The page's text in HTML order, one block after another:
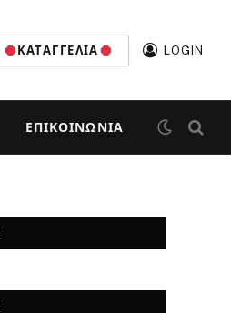
ΚΑΤΑΓΓΕΛΊΑ LOGIN
ΕΠΙΚΟΙΝΩΝΊΑ